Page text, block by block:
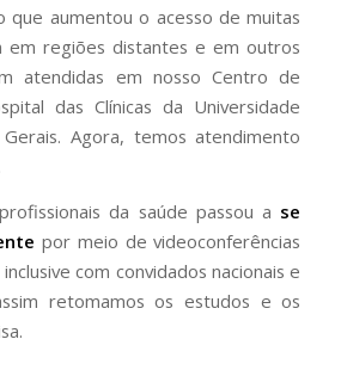
que aumentou o acesso de muitas
em regiões distantes e em outros
atendidas em nosso Centro de
das Clínicas da Universidade
Agora, temos atendimento
da saúde passou a se
por meio de videoconferências
com convidados nacionais e
retomamos os estudos e os